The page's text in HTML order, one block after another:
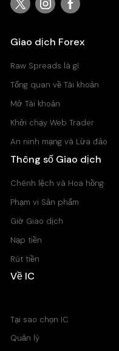
Giao dịch Forex
Raw Spreads là gì
Tổng quan về Tài khoản
Mở Tài khoản
Khởi chạy Web Trader
An ninh mạng và Lừa đảo
Thông số Giao dịch
Chênh lệch và Hoa hồng
Phạm vi Sản phẩm
Giờ Giao dịch
Nạp tiền
Rút tiền
Về IC
Tại sao chọn IC
Quản lý